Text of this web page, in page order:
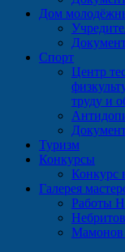
Дом
Спорт
Центр
труду и
Туризм
Конкурсы
Конкурс
Галерея
Работы